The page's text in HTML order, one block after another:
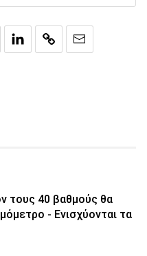
τους 40 βαθμούς θα
- Ενισχύονται τα